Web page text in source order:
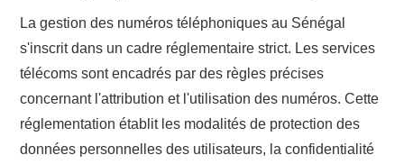
La gestion des numéros téléphoniques au Sénégal
s'inscrit dans un cadre réglementaire strict. Les services
télécoms sont encadrés par des règles précises
concernant l'attribution et l'utilisation des numéros. Cette
réglementation établit les modalités de protection des
données personnelles des utilisateurs, la confidentialité